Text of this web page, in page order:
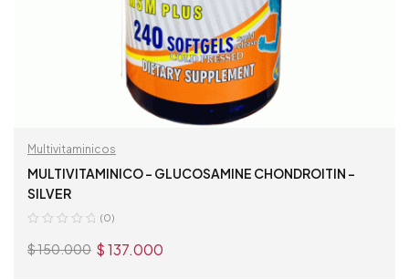
Multivitaminicos
MULTIVITAMINICO – GLUCOSAMINE CHONDROITIN –
SILVER
(0)
$150.000 $137.000